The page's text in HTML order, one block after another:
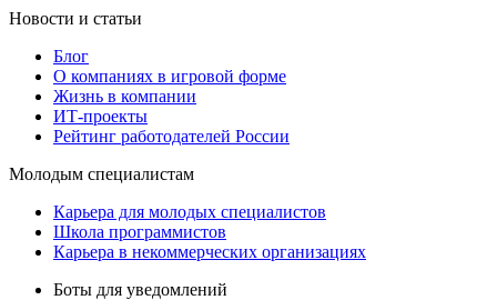
Новости и статьи
Блог
О компаниях в игровой форме
Жизнь в компании
ИТ-проекты
Рейтинг работодателей России
Молодым специалистам
Карьера для молодых специалистов
Школа программистов
Карьера в некоммерческих организациях
Боты для уведомлений